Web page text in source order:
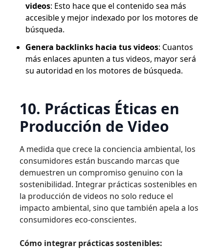
videos: Esto hace que el contenido sea más
accesible y mejor indexado por los motores de
búsqueda.
Genera backlinks hacia tus videos: Cuantos
más enlaces apunten a tus videos, mayor será
su autoridad en los motores de búsqueda.
10. Prácticas Éticas en
Producción de Video
A medida que crece la conciencia ambiental, los
consumidores están buscando marcas que
demuestren un compromiso genuino con la
sostenibilidad. Integrar prácticas sostenibles en
la producción de videos no solo reduce el
impacto ambiental, sino que también apela a los
consumidores eco-conscientes.
Cómo integrar prácticas sostenibles: